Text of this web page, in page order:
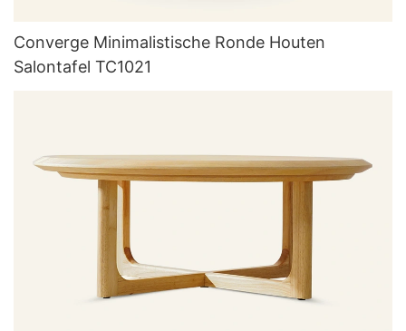
Converge Minimalistische Ronde Houten
Salontafel TC1021